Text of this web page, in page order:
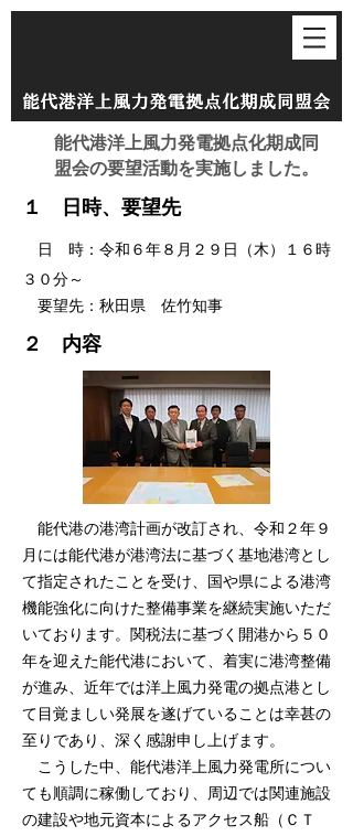
​能代港洋上風力発電拠点化期成同
盟会の要望活動を実施しました。
１ 日時、要望先
日 時：令和６年８月２９日（木）１６時
３０分～
要望先：秋田県 佐竹知事
２ 内容
能代港の港湾計画が改訂され、令和２年９
月には能代港が港湾法に基づく基地港湾とし
て指定されたことを受け、国や県による港湾
機能強化に向けた整備事業を継続実施いただ
いております。関税法に基づく開港から５０
年を迎えた能代港において、着実に港湾整備
が進み、近年では洋上風力発電の拠点港とし
て目覚ましい発展を遂げていることは幸甚の
至りであり、深く感謝申し上げます。
こうした中、能代港洋上風力発電所につい
ても順調に稼働しており、周辺では関連施設
の建設や地元資本によるアクセス船（ＣＴ